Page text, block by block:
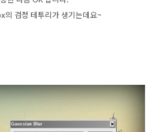
의 검정 테투리가 생기는데요~